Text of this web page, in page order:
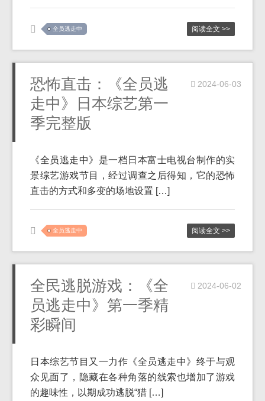
全员逃走中 阅读全文 >>
恐怖直击：《全员逃
走中》日本综艺第一
季完整版
2024-06-03
《全员逃走中》是一档日本富士电视台制作的实
景综艺游戏节目，经过调查之后得知，它的恐怖
直击的方式和多变的场地设置 […]
全员逃走中 阅读全文 >>
全民逃脱游戏：《全
员逃走中》第一季精
彩瞬间
2024-06-02
日本综艺节目又一力作《全员逃走中》终于与观
众见面了，隐藏在各种角落的线索也增加了游戏
的趣味性，以期成功逃脱“猎 […]